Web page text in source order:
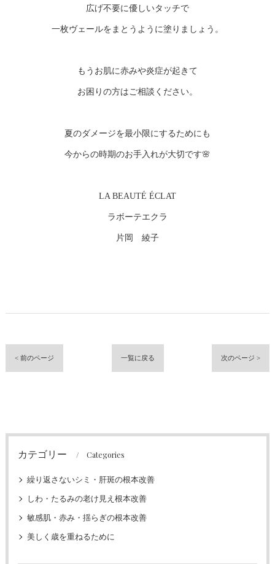
広げ不要に優しいタッチで
一枚ヴェールをまとうように塗りましょう。
もうお肌に赤みや炎症が起きて
お困りの方はご相談ください。
夏のダメージを最小限にするためにも
今からの時期のお手入れが大切です🌸
LA BEAUTÉ ÉCLAT
ラボーテエクラ
片岡 綾子
< 前のページ 一覧に戻る 次のページ >
カテゴリー Categories
繰り返さないシミ・肝斑の根本改善
しわ・たるみの老け見え根本改善
敏感肌・赤み・揺らぎの根本改善
美しく歳を重ねるために